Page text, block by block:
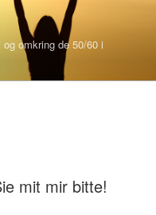
omkring de 50/60 i
mit mir bitte!